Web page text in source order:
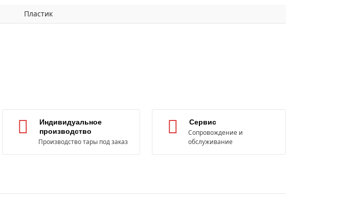
Пластик
Индивидуальное
производство
Производство тары под заказ
Сервис
Сопровождение и
обслуживание